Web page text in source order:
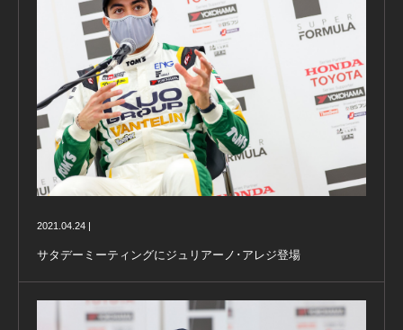
2021.04.24 |
サタデーミーティングにジュリアーノ･アレジ登場